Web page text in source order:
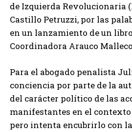
de Izquierda Revolucionaria
Castillo Petruzzi, por las
en un lanzamiento de un
Coordinadora Arauco
Para el abogado penalista
conciencia por parte de la
del carácter político de las
manifestantes en el
pero intenta encubrirlo con